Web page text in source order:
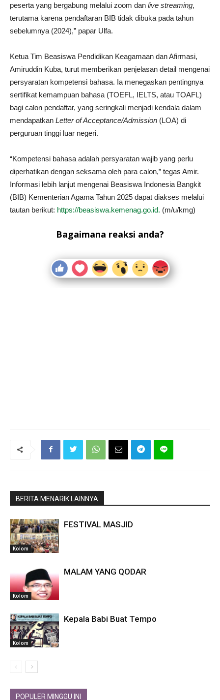
peserta yang bergabung melalui zoom dan live streaming,
terutama karena pendaftaran BIB tidak dibuka pada tahun
sebelumnya (2024),” papar Ulfa.
Ketua Tim Beasiswa Pendidikan Keagamaan dan Afirmasi,
Amiruddin Kuba, turut memberikan penjelasan detail mengenai
persyaratan kompetensi bahasa. Ia menegaskan pentingnya
sertifikat kemampuan bahasa (TOEFL, IELTS, atau TOAFL)
bagi calon pendaftar, yang seringkali menjadi kendala dalam
mendapatkan Letter of Acceptance/Admission (LOA) di
perguruan tinggi luar negeri.
“Kompetensi bahasa adalah persyaratan wajib yang perlu
diperhatikan dengan seksama oleh para calon,” tegas Amir.
Informasi lebih lanjut mengenai Beasiswa Indonesia Bangkit
(BIB) Kementerian Agama Tahun 2025 dapat diakses melalui
tautan berikut: https://beasiswa.kemenag.go.id. (m/u/kmg)
Bagaimana reaksi anda?
BERITA MENARIK LAINNYA
Kolom
FESTIVAL MASJID
Kolom
MALAM YANG QODAR
Kolom
Kepala Babi Buat Tempo
POPULER MINGGU INI